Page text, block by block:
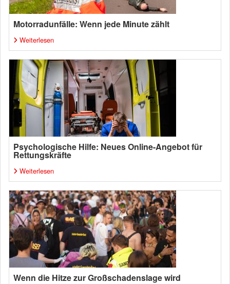
Motorradunfälle: Wenn jede Minute zählt
Weiterlesen
Psychologische Hilfe: Neues Online-Angebot für
Rettungskräfte
Weiterlesen
Wenn die Hitze zur Großschadenslage wird